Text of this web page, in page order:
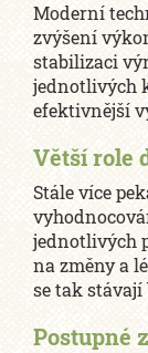
Moderní
zvýšení
stabilizaci
jednotlivých
efektivnější
Větší role
Stále více
jednotlivých
na změny a
se tak stávají
Postupné